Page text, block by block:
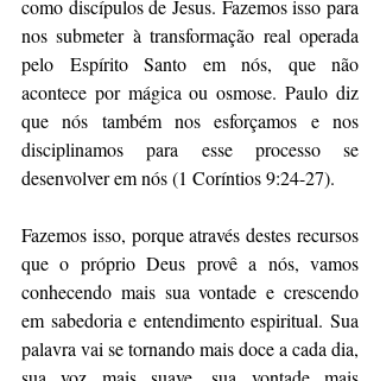
como discípulos de Jesus. Fazemos isso para
nos submeter à transformação real operada
pelo Espírito Santo em nós, que não
acontece por mágica ou osmose. Paulo diz
que nós também nos esforçamos e nos
disciplinamos para esse processo se
desenvolver em nós (1 Coríntios 9:24-27).
Fazemos isso, porque através destes recursos
que o próprio Deus provê a nós, vamos
conhecendo mais sua vontade e crescendo
em sabedoria e entendimento espiritual. Sua
palavra vai se tornando mais doce a cada dia,